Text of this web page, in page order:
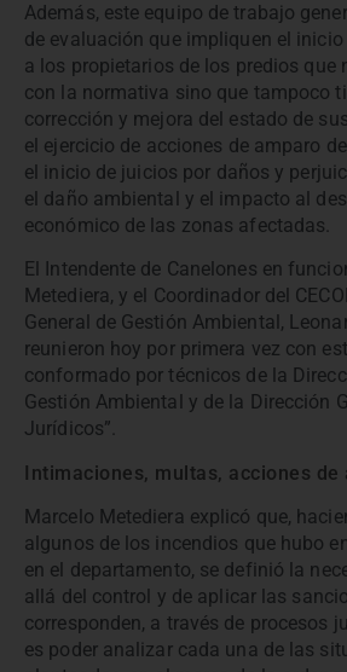
Además, este equipo de trabajo
de evaluación que impliquen el
a los propietarios de los predios que
con la normativa sino que tampoco
corrección y mejora del estado de
el ejercicio de acciones de amparo
el inicio de juicios por daños y
el daño ambiental y el impacto al
económico de las zonas afectadas.
El Intendente de Canelones en
Metediera, y el Coordinador del
General de Gestión Ambiental,
reunieron hoy por primera vez con
conformado por técnicos de la
Gestión Ambiental y de la Dirección
Jurídicos”.
Intimaciones, multas, acciones de
Marcelo Metediera explicó que,
algunos de los incendios que hubo
en el departamento, se definió la
allá del control y de aplicar las
corresponden, a través de procesos
es poder analizar cada una de las